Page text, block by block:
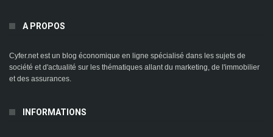
A PROPOS
Cyfer.net est un blog économique en ligne spécialisé dans les sujets de
société et d'actualité sur les thématiques allant du marketing, de l'immobilier
et des assurances.
INFORMATIONS